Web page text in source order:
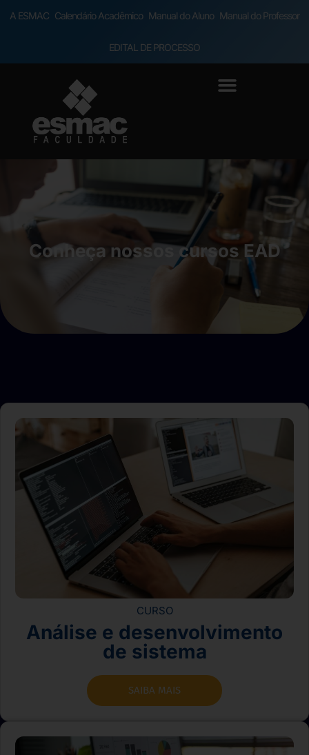
A ESMAC Calendário Acadêmico Manual do Aluno Manual do Professor
EDITAL DE PROCESSO
Conheça nossos cursos EAD
CURSO
Análise e desenvolvimento
de sistema
SAIBA MAIS